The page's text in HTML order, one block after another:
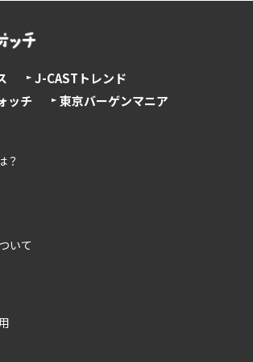
J-CASTトレンド
ッチ
東京バーゲンマニア
？
いて